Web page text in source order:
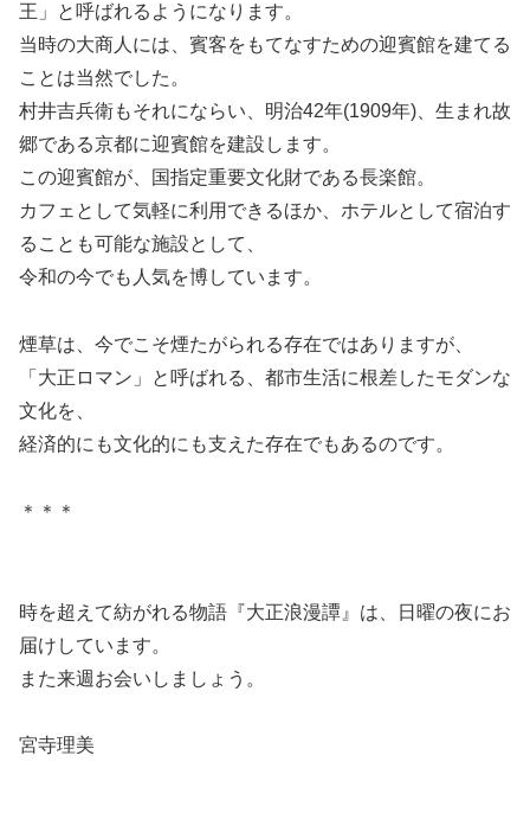
王」と呼ばれるようになります。
当時の大商人には、賓客をもてなすための迎賓館を建てる
ことは当然でした。
村井吉兵衛もそれにならい、明治42年(1909年)、生まれ故
郷である京都に迎賓館を建設します。
この迎賓館が、国指定重要文化財である長楽館。
カフェとして気軽に利用できるほか、ホテルとして宿泊す
ることも可能な施設として、
令和の今でも人気を博しています。
煙草は、今でこそ煙たがられる存在ではありますが、
「大正ロマン」と呼ばれる、都市生活に根差したモダンな
文化を、
経済的にも文化的にも支えた存在でもあるのです。
＊＊＊
時を超えて紡がれる物語『大正浪漫譚』は、日曜の夜にお
届けしています。
また来週お会いしましょう。
宮寺理美